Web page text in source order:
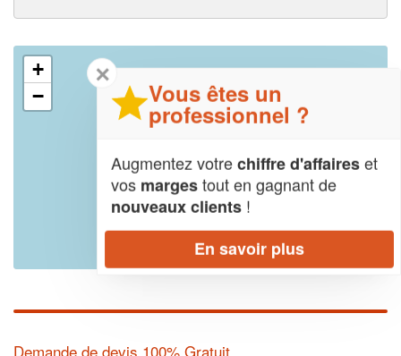
+
−
OpenStreetMap contributors,
Demande de devis 100% Gratuit
✕
Vous êtes un
professionnel ?
Augmentez votrechiffre d'affaireset
vos margestout en gagnant de
nouveaux clients !
En savoir plus